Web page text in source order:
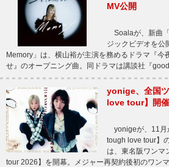
MV公開
Soalaが、新曲
ジックビデオを
Memory」は、横山裕が主演を務めるドラマ『今
せ』のオープニング曲。同ドラマは講談社『
yonige、全国
love tour】開
yonigeが、11月
tough love tour】
は、東名阪ワンマ
tour 2026】を開幕。メジャー再契約後初のワン